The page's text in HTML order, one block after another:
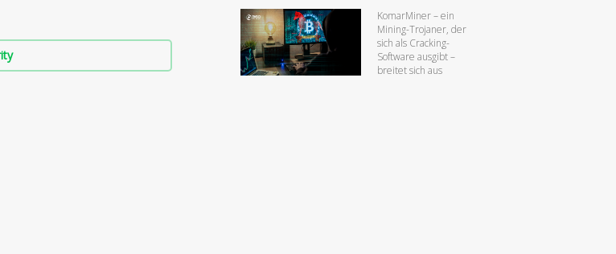
KomarMiner – ein
Mining-Trojaner, der
sich als Cracking-
Software ausgibt –
breitet sich aus